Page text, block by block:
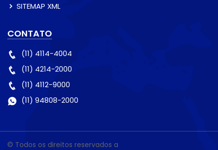
SITEMAP XML
CONTATO
(11) 4114-4004
(11) 4214-2000
(11) 4112-9000
(11) 94808-2000
© Todos os direitos reservados a